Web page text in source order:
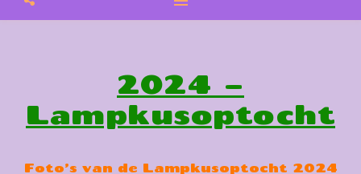
2024 –
Lampkusoptocht
Foto’s van de Lampkusoptocht 2024